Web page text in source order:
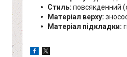
Стиль: повсякденний
Матеріал верху:
Матеріал підкладки: